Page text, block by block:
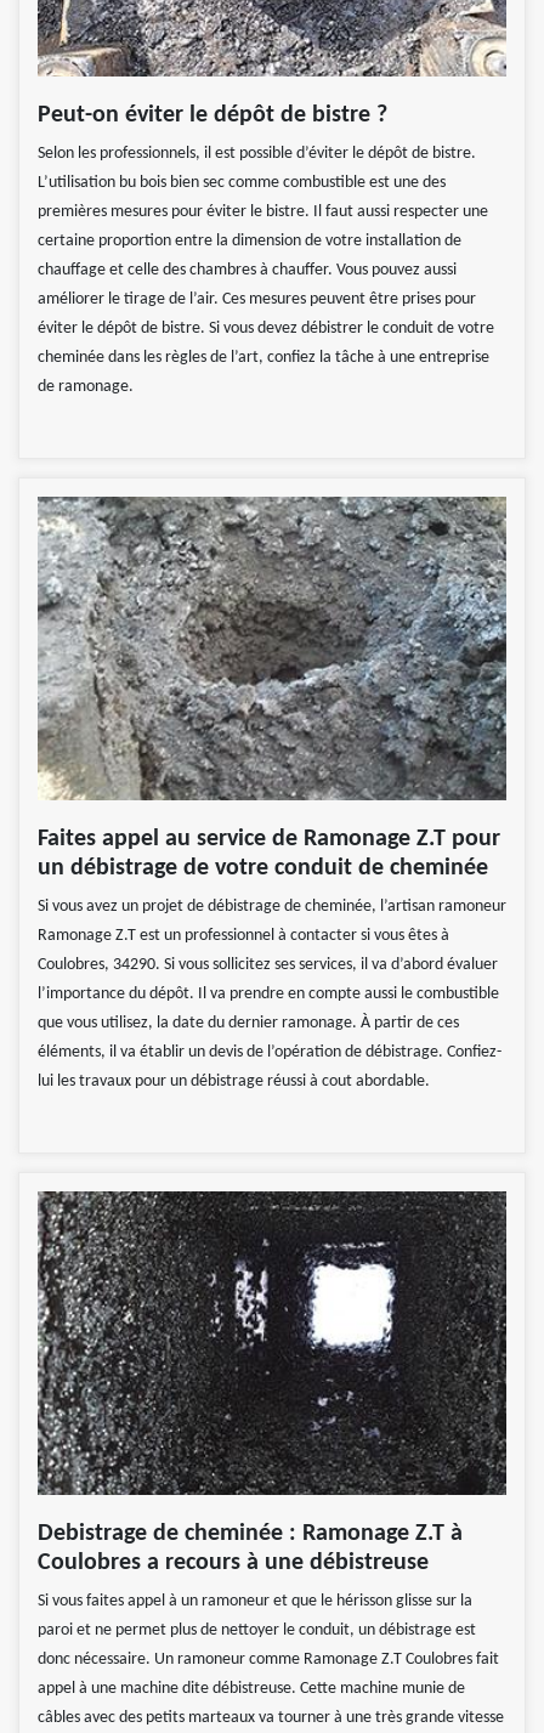
Peut-on éviter le dépôt de bistre ?
Selon les professionnels, il est possible d’éviter le dépôt de bistre.
L’utilisation bu bois bien sec comme combustible est une des
premières mesures pour éviter le bistre. Il faut aussi respecter une
certaine proportion entre la dimension de votre installation de
chauffage et celle des chambres à chauffer. Vous pouvez aussi
améliorer le tirage de l’air. Ces mesures peuvent être prises pour
éviter le dépôt de bistre. Si vous devez débistrer le conduit de votre
cheminée dans les règles de l’art, confiez la tâche à une entreprise
de ramonage.
Faites appel au service de Ramonage Z.T pour
un débistrage de votre conduit de cheminée
Si vous avez un projet de débistrage de cheminée, l’artisan ramoneur
Ramonage Z.T est un professionnel à contacter si vous êtes à
Coulobres, 34290. Si vous sollicitez ses services, il va d’abord évaluer
l’importance du dépôt. Il va prendre en compte aussi le combustible
que vous utilisez, la date du dernier ramonage. À partir de ces
éléments, il va établir un devis de l’opération de débistrage. Confiez-
lui les travaux pour un débistrage réussi à cout abordable.
Debistrage de cheminée : Ramonage Z.T à
Coulobres a recours à une débistreuse
Si vous faites appel à un ramoneur et que le hérisson glisse sur la
paroi et ne permet plus de nettoyer le conduit, un débistrage est
donc nécessaire. Un ramoneur comme Ramonage Z.T Coulobres fait
appel à une machine dite débistreuse. Cette machine munie de
câbles avec des petits marteaux va tourner à une très grande vitesse